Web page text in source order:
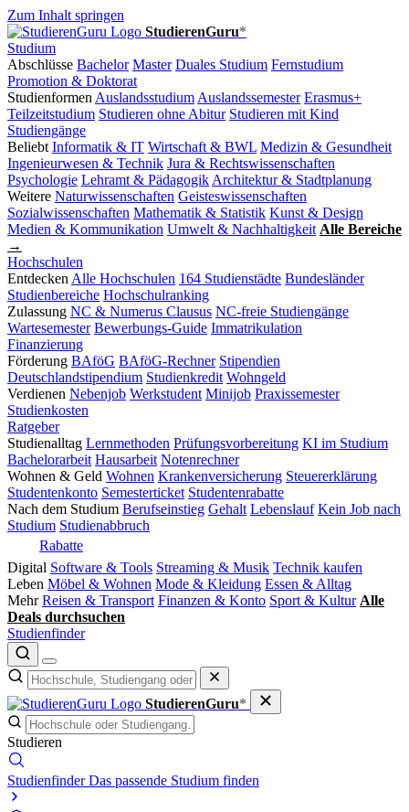
Zum Inhalt springen
StudierenGuru*
Studium
Abschlüsse Bachelor Master Duales Studium Fernstudium
Promotion & Doktorat
Studienformen Auslandsstudium Auslandssemester Erasmus+
Teilzeitstudium Studieren ohne Abitur Studieren mit Kind
Studiengänge
Beliebt Informatik & IT Wirtschaft & BWL Medizin & Gesundheit
Ingenieurwesen & Technik Jura & Rechtswissenschaften
Psychologie Lehramt & Pädagogik Architektur & Stadtplanung
Weitere Naturwissenschaften Geisteswissenschaften
Sozialwissenschaften Mathematik & Statistik Kunst & Design
Medien & Kommunikation Umwelt & Nachhaltigkeit Alle Bereiche
→
Hochschulen
Entdecken Alle Hochschulen 164 Studienstädte Bundesländer
Studienbereiche Hochschulranking
Zulassung NC & Numerus Clausus NC-freie Studiengänge
Wartesemester Bewerbungs-Guide Immatrikulation
Finanzierung
Förderung BAföG BAföG-Rechner Stipendien
Deutschlandstipendium Studienkredit Wohngeld
Verdienen Nebenjob Werkstudent Minijob Praxissemester
Studienkosten
Ratgeber
Studienalltag Lernmethoden Prüfungsvorbereitung KI im Studium
Bachelorarbeit Hausarbeit Notenrechner
Wohnen & Geld Wohnen Krankenversicherung Steuererklärung
Studentenkonto Semesterticket Studentenrabatte
Nach dem Studium Berufseinstieg Gehalt Lebenslauf Kein Job nach
Studium Studienabbruch
Rabatte
Digital Software & Tools Streaming & Musik Technik kaufen
Leben Möbel & Wohnen Mode & Kleidung Essen & Alltag
Mehr Reisen & Transport Finanzen & Konto Sport & Kultur Alle
Deals durchsuchen
Studienfinder
StudierenGuru*
Studieren
Studienfinder Das passende Studium finden